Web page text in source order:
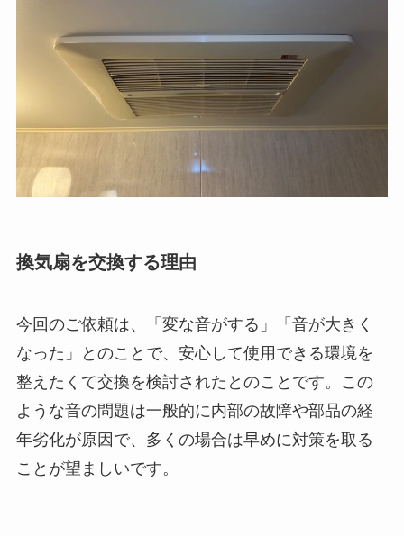
換気扇を交換する理由
今回のご依頼は、「変な音がする」「音が大きく
なった」とのことで、安心して使用できる環境を
整えたくて交換を検討されたとのことです。この
ような音の問題は一般的に内部の故障や部品の経
年劣化が原因で、多くの場合は早めに対策を取る
ことが望ましいです。